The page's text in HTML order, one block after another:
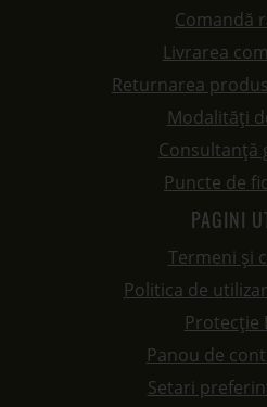
Comandă
Livrarea
Returnarea
Modalități
Consultanță
Puncte de
PAGINI
Termeni și
Politica de
Protecție
Panou de
Setari